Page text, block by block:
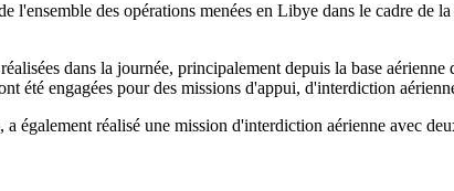
des opérations menées en Libye dans le cadre de
dans la journée, principalement depuis la base
engagées pour des missions d'appui, d'interdiction
également réalisé une mission d'interdiction aérienne avec